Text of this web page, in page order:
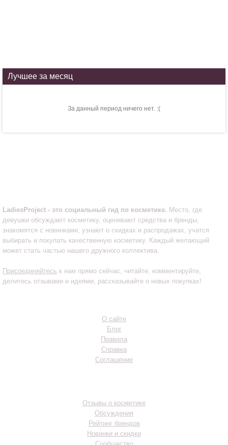
Лучшее за месяц
За данный период ничего нет. :(
LadiesProject - это социальный гид по косметике. Место, где
девушки обсуждают косметику, оценивают средства и бренды,
знакомятся с новинками, узнают о скидках и распродажах, учатся
выбирать и покупать качественную косметику. Каждый желающий
может стать частью нашего дружного коллектива.
Присоединяйтесь к нам прямо сейчас, читайте, комментируйте,
делитесь отзывами и идеями, рассказывайте о новых покупках!
О сайте
Блог
Правила
Справка
Соглашение
Отзывы о косметике
Обсуждения
Рейтинг брендов
Новинки и скидки